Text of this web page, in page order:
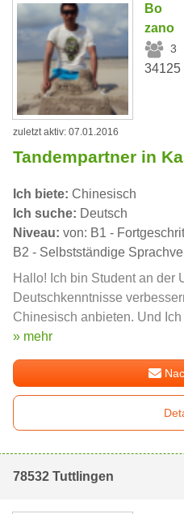
Bo
zano
3
34125
zuletzt aktiv: 07.01.2016
Tandempartner in
Ich biete: Chinesisch
Ich suche: Deutsch
Niveau: von: B1 -
B2 - Selbstständige
Hallo! Ich bin Student an der
Deutschkenntnisse
Chinesisch anbieten. Und
» mehr
78532 Tuttlingen